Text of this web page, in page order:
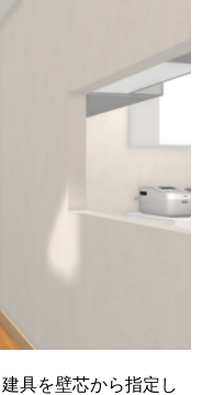
具を壁芯から指定し